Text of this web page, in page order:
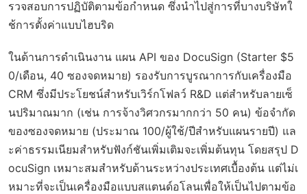
รวจสอบการปฏิบัติตามข้อกำหนด ซึ่งนำไปสู่การที่บางบริษัทใ
ช้การตั้งค่าแบบไฮบริด
ในด้านการดำเนินงาน แผน API ของ DocuSign (Starter $5
0/เดือน, 40 ซองจดหมาย) รองรับการบูรณาการกับเครื่องมือ
CRM ซึ่งมีประโยชน์สำหรับเวิร์กโฟลว์ R&D แต่สำหรับลายเซ็
นปริมาณมาก (เช่น การจ้างวิศวกรมากกว่า 50 คน) ข้อจำกัด
ของซองจดหมาย (ประมาณ 100/ผู้ใช้/ปีสำหรับแผนรายปี) แล
ะค่าธรรมเนียมสำหรับฟังก์ชันเพิ่มเติมจะเพิ่มต้นทุน โดยสรุป D
ocuSign เหมาะสมสำหรับด้านระหว่างประเทศเบื้องต้น แต่ไม่เ
หมาะที่จะเป็นเครื่องมือแบบสแตนด์อโลนเพื่อให้เป็นไปตามข้อ